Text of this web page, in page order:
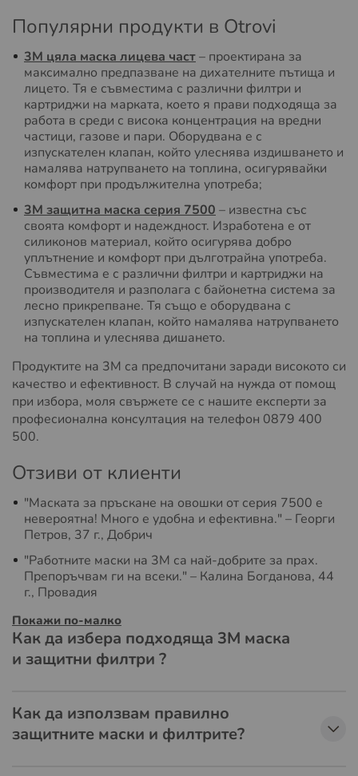
Популярни продукти в Otrovi
3M цяла маска лицева част– проектирана за
максимално предпазване на дихателните пътища и
лицето. Тя е съвместима с различни филтри и
картриджи на марката, което я прави подходяща за
работа в среди с висока концентрация на вредни
частици, газове и пари. Оборудвана е с
изпускателен клапан, който улеснява издишването и
намалява натрупването на топлина, осигурявайки
комфорт при продължителна употреба;
3M защитна маска серия 7500 – известна със
своята комфорт и надеждност. Изработена е от
силиконов материал, който осигурява добро
уплътнение и комфорт при дълготрайна употреба.
Съвместима е с различни филтри и картриджи на
производителя и разполага с байонетна система за
лесно прикрепване. Тя също е оборудвана с
изпускателен клапан, който намалява натрупването
на топлина и улеснява дишането.
Продуктите на 3M са предпочитани заради високото си
качество и ефективност. В случай на нужда от помощ
при избора, моля свържете се с нашите експерти за
професионална консултация на телефон 0879 400
500.
Отзиви от клиенти
"Маската за пръскане на овошки от серия 7500 е
невероятна! Много е удобна и ефективна." – Георги
Петров, 37 г., Добрич
"Работните маски на 3M са най-добрите за прах.
Препоръчвам ги на всеки." – Калина Богданова, 44
г., Провадия
Покажи по-малко
Как да избера подходяща 3M маска
и защитни филтри ?
Как да използвам правилно
защитните маски и филтрите?